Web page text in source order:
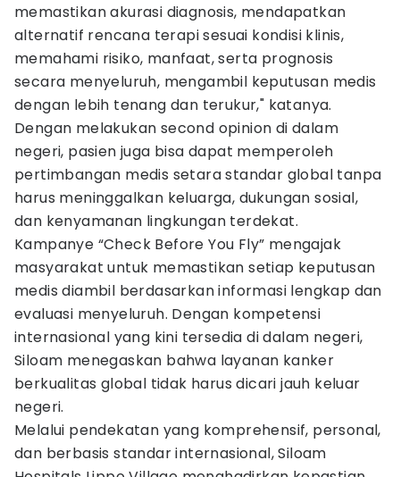
memastikan akurasi diagnosis, mendapatkan
alternatif rencana terapi sesuai kondisi klinis,
memahami risiko, manfaat, serta prognosis
secara menyeluruh, mengambil keputusan medis
dengan lebih tenang dan terukur," katanya.
Dengan melakukan second opinion di dalam
negeri, pasien juga bisa dapat memperoleh
pertimbangan medis setara standar global tanpa
harus meninggalkan keluarga, dukungan sosial,
dan kenyamanan lingkungan terdekat.
Kampanye “Check Before You Fly” mengajak
masyarakat untuk memastikan setiap keputusan
medis diambil berdasarkan informasi lengkap dan
evaluasi menyeluruh. Dengan kompetensi
internasional yang kini tersedia di dalam negeri,
Siloam menegaskan bahwa layanan kanker
berkualitas global tidak harus dicari jauh keluar
negeri.
Melalui pendekatan yang komprehensif, personal,
dan berbasis standar internasional, Siloam